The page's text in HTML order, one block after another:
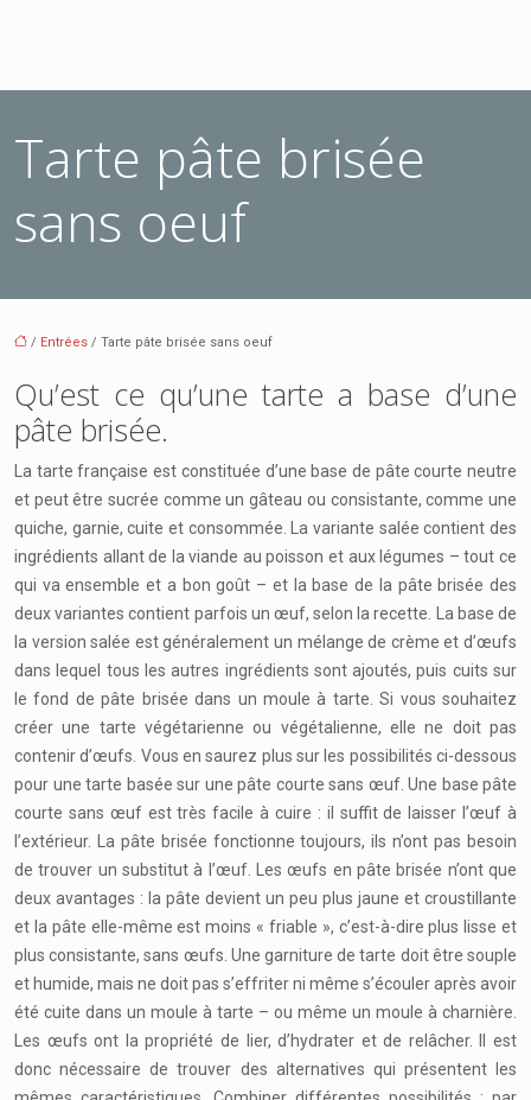
Tarte pâte brisée
sans oeuf
/ Entrées / Tarte pâte brisée sans oeuf
Qu’est ce qu’une tarte a base d’une
pâte brisée.
La tarte française est constituée d’une base de pâte courte neutre
et peut être sucrée comme un gâteau ou consistante, comme une
quiche, garnie, cuite et consommée. La variante salée contient des
ingrédients allant de la viande au poisson et aux légumes – tout ce
qui va ensemble et a bon goût – et la base de la pâte brisée des
deux variantes contient parfois un œuf, selon la recette. La base de
la version salée est généralement un mélange de crème et d’œufs
dans lequel tous les autres ingrédients sont ajoutés, puis cuits sur
le fond de pâte brisée dans un moule à tarte. Si vous souhaitez
créer une tarte végétarienne ou végétalienne, elle ne doit pas
contenir d’œufs. Vous en saurez plus sur les possibilités ci-dessous
pour une tarte basée sur une pâte courte sans œuf. Une base pâte
courte sans œuf est très facile à cuire : il suffit de laisser l’œuf à
l’extérieur. La pâte brisée fonctionne toujours, ils n’ont pas besoin
de trouver un substitut à l’œuf. Les œufs en pâte brisée n’ont que
deux avantages : la pâte devient un peu plus jaune et croustillante
et la pâte elle-même est moins « friable », c’est-à-dire plus lisse et
plus consistante, sans œufs. Une garniture de tarte doit être souple
et humide, mais ne doit pas s’effriter ni même s’écouler après avoir
été cuite dans un moule à tarte – ou même un moule à charnière.
Les œufs ont la propriété de lier, d’hydrater et de relâcher. Il est
donc nécessaire de trouver des alternatives qui présentent les